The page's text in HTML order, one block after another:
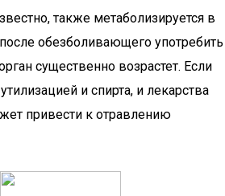
также метаболизируется в
обезболивающего употребить
существенно возрастет. Если
и спирта, и лекарства
привести к отравлению